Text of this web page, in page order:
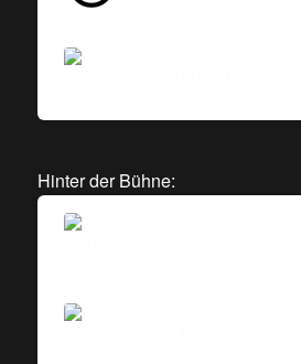
Hinter der Bühne: